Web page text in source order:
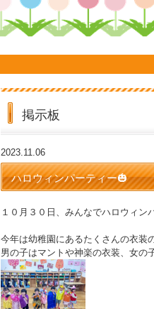
掲示板
2023.11.06
ハロウィンパーティー🎃
１０月３０日、みんなでハロウィン
今年は幼稚園にあるたくさんの衣装
男の子はマントや神楽の衣装、女